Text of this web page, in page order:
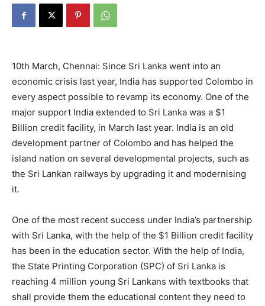
10th March, Chennai: Since Sri Lanka went into an
economic crisis last year, India has supported Colombo in
every aspect possible to revamp its economy. One of the
major support India extended to Sri Lanka was a $1
Billion credit facility, in March last year. India is an old
development partner of Colombo and has helped the
island nation on several developmental projects, such as
the Sri Lankan railways by upgrading it and modernising
it.
One of the most recent success under India’s partnership
with Sri Lanka, with the help of the $1 Billion credit facility
has been in the education sector. With the help of India,
the State Printing Corporation (SPC) of Sri Lanka is
reaching 4 million young Sri Lankans with textbooks that
shall provide them the educational content they need to